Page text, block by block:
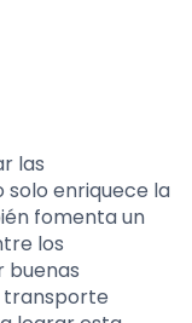
las
solo enriquece la
fomenta un
los
buenas
transporte